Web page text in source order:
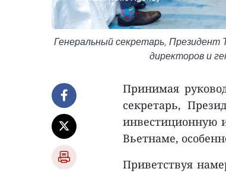
Генеральный секретарь,
директоров и
Принимая
секретарь,
инвестиционную
Вьетнаме,
Приветствуя